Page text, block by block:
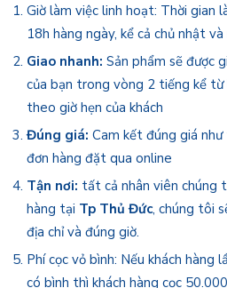
Giờ làm việc linh hoạt: Thời gian
18h hàng ngày, kể cả chủ nhật
Giao nhanh: Sản phẩm sẽ được
của bạn trong vòng 2 tiếng kể từ
theo giờ hẹn của khách
Đúng giá: Cam kết đúng giá
đơn hàng đặt qua online
Tận nơi: tất cả nhân viên chúng
hàng tại Tp Thủ Đức, chúng tôi
địa chỉ và đúng giờ.
Phí cọc vỏ bình: Nếu khách hàng
có bình thì khách hàng cọc